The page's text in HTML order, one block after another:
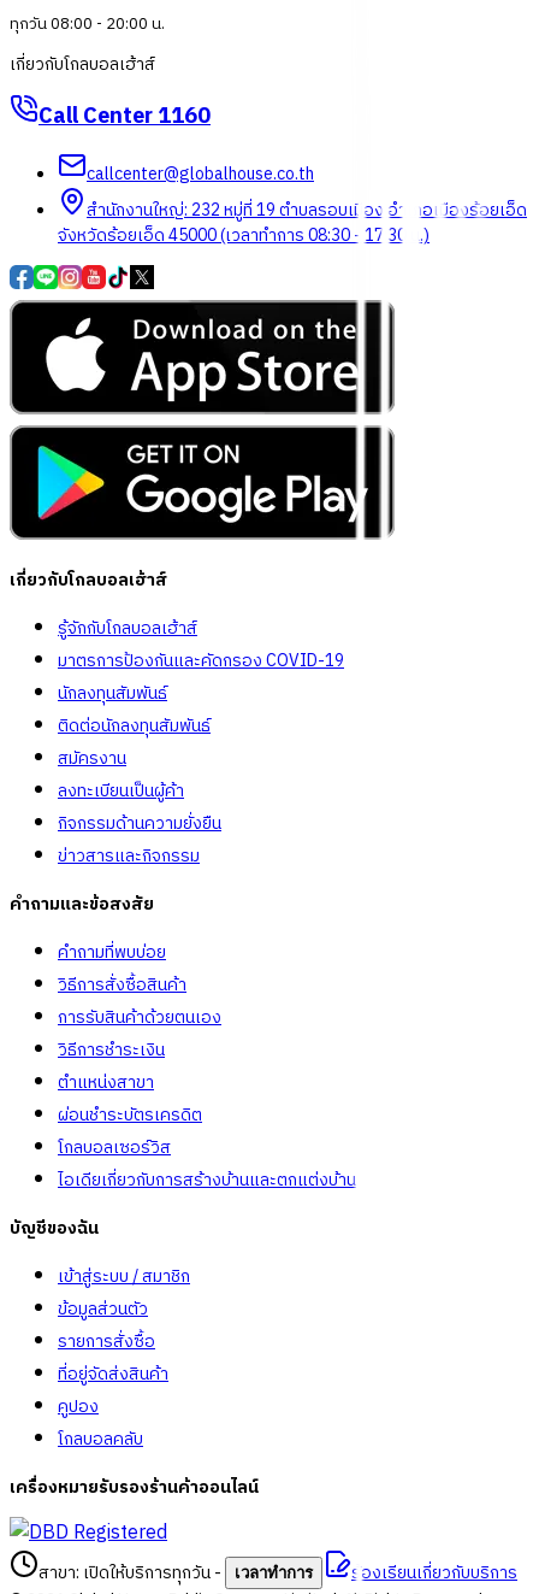
ทุกวัน 08:00 - 20:00 น.
เกี่ยวกับโกลบอลเฮ้าส์
Call Center1160
callcenter@globalhouse.co.th
สำนักงานใหญ่: 232 หมู่ที่ 19 ตำบลรอบเมือง อำเภอเมืองร้อยเอ็ด
จังหวัดร้อยเอ็ด 45000 (เวลาทำการ 08:30 - 17:30 น.)
เกี่ยวกับโกลบอลเฮ้าส์
รู้จักกับโกลบอลเฮ้าส์
มาตรการป้องกันและคัดกรอง COVID-19
นักลงทุนสัมพันธ์
ติดต่อนักลงทุนสัมพันธ์
สมัครงาน
ลงทะเบียนเป็นผู้ค้า
กิจกรรมด้านความยั่งยืน
ข่าวสารและกิจกรรม
คำถามและข้อสงสัย
คำถามที่พบบ่อย
วิธีการสั่งซื้อสินค้า
การรับสินค้าด้วยตนเอง
วิธีการชำระเงิน
ตำแหน่งสาขา
ผ่อนชำระบัตรเครดิต
โกลบอลเซอร์วิส
ไอเดียเกี่ยวกับการสร้างบ้านและตกแต่งบ้าน
บัญชีของฉัน
เข้าสู่ระบบ / สมาชิก
ข้อมูลส่วนตัว
รายการสั่งซื้อ
ที่อยู่จัดส่งสินค้า
คูปอง
โกลบอลคลับ
เครื่องหมายรับรองร้านค้าออนไลน์
สาขา: เปิดให้บริการทุกวัน- เวลาทำการ ร้องเรียนเกี่ยวกับบริการ